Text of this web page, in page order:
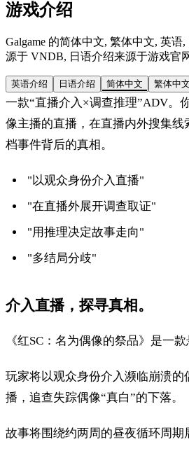
游戏介绍
Galgame 的简体中文, 繁体中文, 英
源于 VNDB, 日语介绍来源于游戏官
英语介绍 日语介绍 简体中文 繁体中文
一款“直播介入×调查推理”ADV。
像主播的直播，在直播内外搜集线
档事件背后的真相。
"以观众身份介入直播"
"在直播外展开调查取证"
"用推理决定故事走向"
"多结局分歧"
介入直播，探寻真相。
《红SC：名为偶像的祭品》是一
玩家将以观众身份介入濒临崩溃的
播，追查失踪偶像“真白”的下落。
故事将围绕约两周的昼夜循环周期